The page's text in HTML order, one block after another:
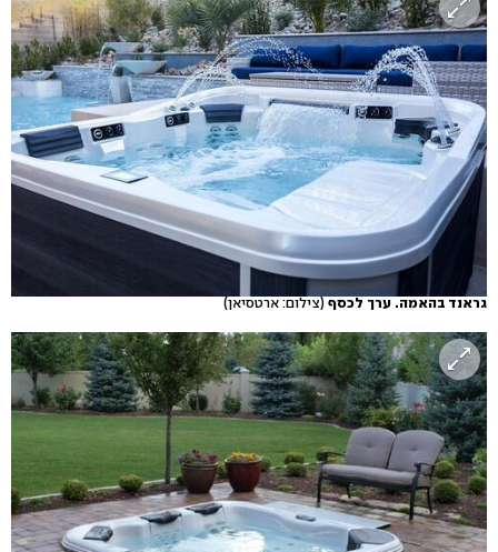
גראנד בהאמה. ערך לכסף (צילום: ארטסיאן)